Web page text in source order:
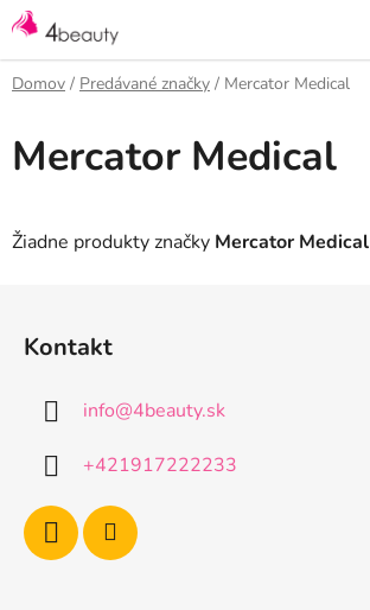
Prejsť
na
obsah
Domov / Predávané značky / Mercator Medical
Mercator Medical
Žiadne produkty značky Mercator Medical
Kontakt
info@4beauty.sk
+421917222233